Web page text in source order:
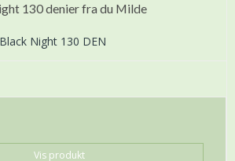
130 denier fra du Milde
Night 130 DEN
Vis produkt